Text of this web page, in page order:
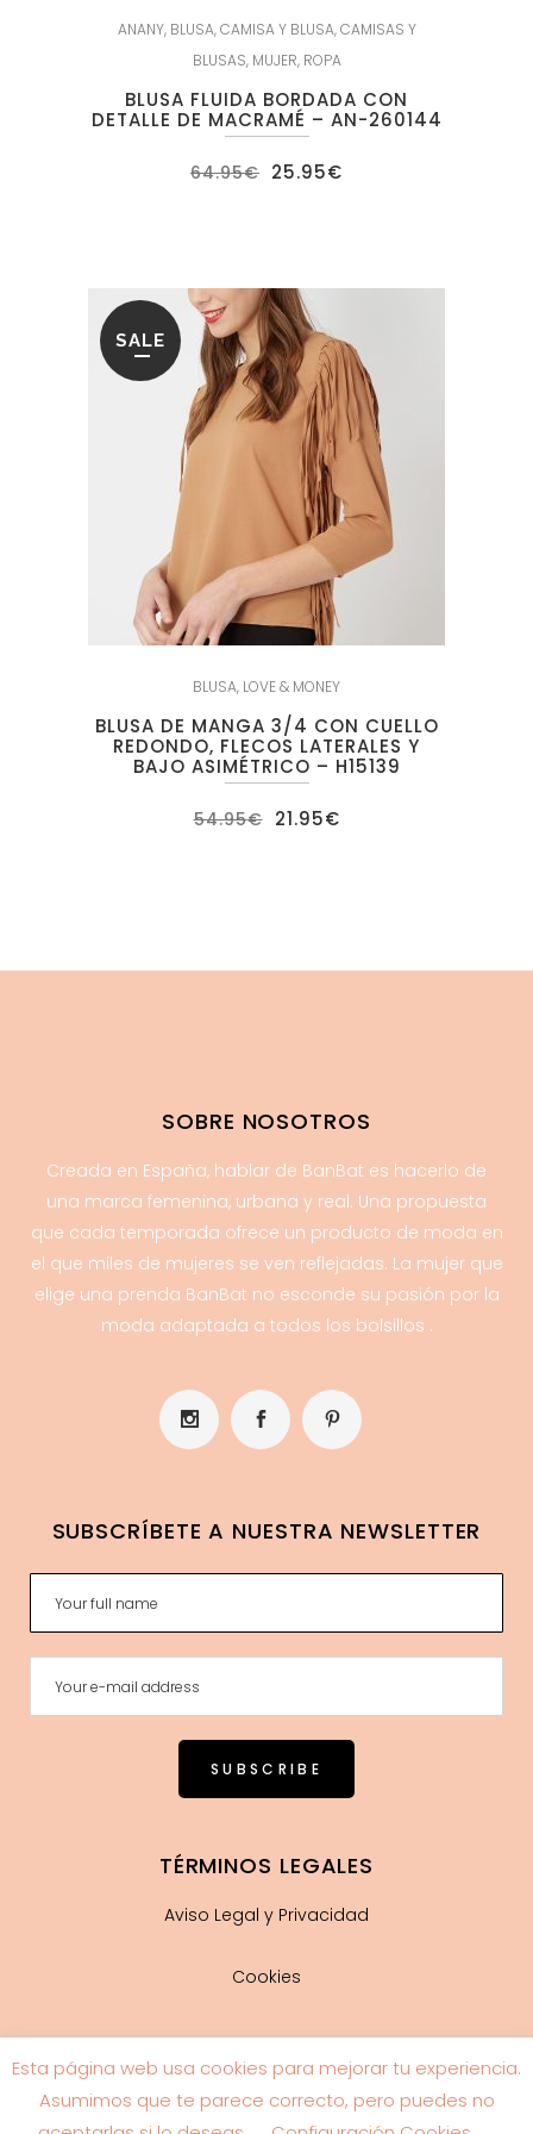
ANANY, BLUSA,CAMISA Y BLUSA,CAMISAS Y
BLUSAS, MUJER, ROPA
BLUSA FLUIDA BORDADA CON
DETALLE DE MACRAMÉ – AN-260144
64.95€ El
precio
25.95€
SALE
BLUSA, LOVE & MONEY
BLUSA DE MANGA 3/4 CON CUELLO
REDONDO, FLECOS LATERALES Y
BAJO ASIMÉTRICO – H15139
54.95€ El
precio
21.95€El
SOBRE NOSOTROS
Creada en España, hablar de BanBat es hacerlo de
una marca femenina, urbana y real. Una propuesta
que cada temporada ofrece un producto de moda en
el que miles de mujeres se ven reflejadas. La mujer que
elige una prenda BanBat no esconde su pasión por la
moda adaptada a todos los bolsillos .
SUBSCRÍBETE A NUESTRA NEWSLETTER
TÉRMINOS LEGALES
Aviso Legal y Privacidad
Cookies
Guía de tallas
Esta página web usa cookies para mejorar tu experiencia.
Asumimos que te parece correcto, pero puedes no